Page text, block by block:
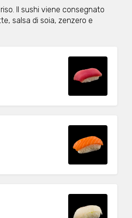
Il sushi viene consegnato
salsa di soia, zenzero e